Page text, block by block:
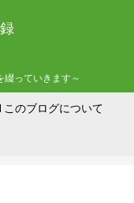
綴っていきます～
このブログについて